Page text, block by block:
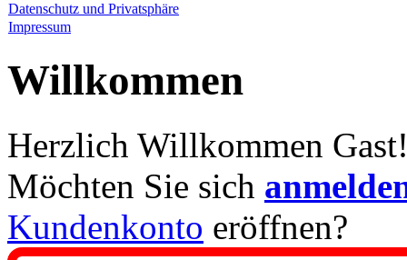
Datenschutz und Privatsphäre
Impressum
Willkommen
Herzlich Willkommen
Möchten Sie sich
Kundenkonto eröffnen?